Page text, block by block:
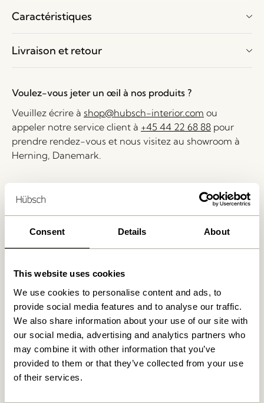
Consent Details About
This website uses cookies
We use cookies to personalise content and ads, to
provide social media features and to analyse our traffic.
We also share information about your use of our site with
our social media, advertising and analytics partners who
may combine it with other information that you’ve
provided to them or that they’ve collected from your use
of their services.
Caractéristiques
Livraison et retour
Voulez-vous jeter un œil à nos produits ?
Veuillez écrire à shop@hubsch-interior.com ou
appeler notre service client à +45 44 22 68 88 pour
prendre rendez-vous et nous visitez au showroom à
Herning, Danemark.
Retour 30 jours
Livraison gratuite à partir de499 DKK*
Produits similaires